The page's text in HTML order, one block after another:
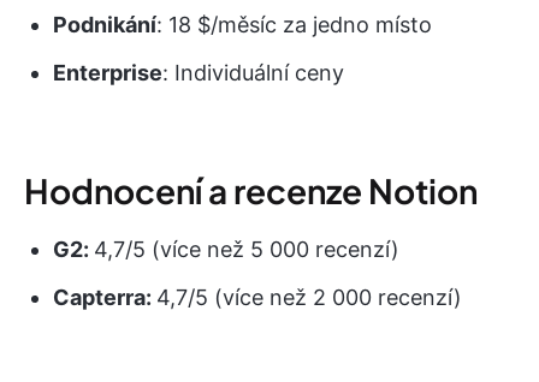
Podnikání: 18 $/měsíc za jedno místo
Enterprise: Individuální ceny
Hodnocení a recenze Notion
G2: 4,7/5 (více než 5 000 recenzí)
Capterra: 4,7/5 (více než 2 000 recenzí)